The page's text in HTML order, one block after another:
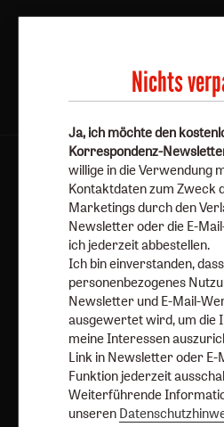
AGB und
Barrierefreiheit
Vertrag widerrufen
Nichts
Ja, ich möchte den
Korrespondenz-
willige in die Verwendung
Kontaktdaten zum Zweck
Marketings durch den
Newsletter oder die E-
ich jederzeit abbestellen.
Ich bin einverstanden,
personenbezogenes
Newsletter und E-Mail-
ausgewertet wird, um die
meine Interessen
Link in Newsletter oder E-
Funktion jederzeit
Weiterführende
unseren